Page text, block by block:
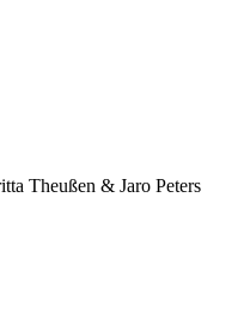
Theußen & Jaro Peters